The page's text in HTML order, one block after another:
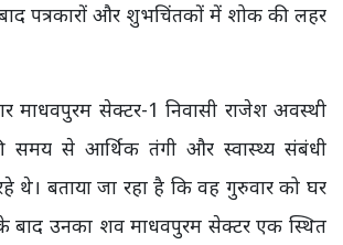
पत्रकारों और शुभचिंतकों में शोक की लहर
माधवपुरम सेक्टर-1 निवासी राजेश अवस्थी
समय से आर्थिक तंगी और स्वास्थ्य संबंधी
बताया जा रहा है कि वह गुरुवार को घर
उनका शव माधवपुरम सेक्टर एक स्थित